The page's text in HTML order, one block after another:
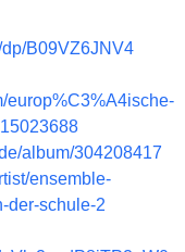
B09VZ6JNV4
europ%C3%A4ische-
album/304208417
ensemble-
der-schule-2